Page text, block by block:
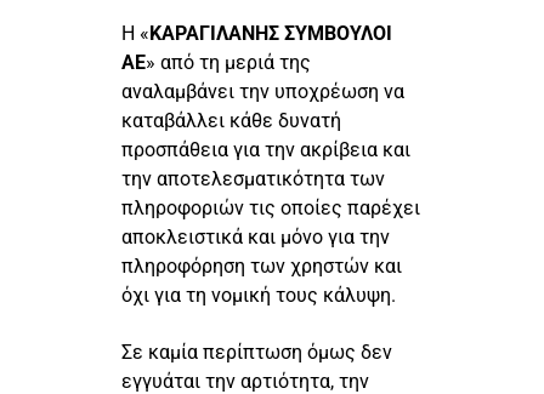
Η «ΚΑΡΑΓΙΛΑΝΗΣ ΣΥΜΒΟΥΛΟΙ
ΑΕ» από τη μεριά της
αναλαμβάνει την υποχρέωση να
καταβάλλει κάθε δυνατή
προσπάθεια για την ακρίβεια και
την αποτελεσματικότητα των
πληροφοριών τις οποίες παρέχει
αποκλειστικά και μόνο για την
πληροφόρηση των χρηστών και
όχι για τη νομική τους κάλυψη.
Σε καμία περίπτωση όμως δεν
εγγυάται την αρτιότητα, την